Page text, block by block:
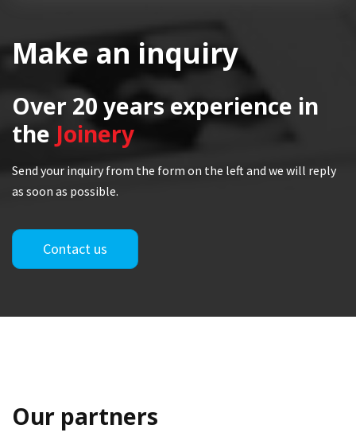
Make an inquiry
Over 20 years experience in
the Joinery
Send your inquiry from the form on the left and we will reply
as soon as possible.
Contact us
Our partners